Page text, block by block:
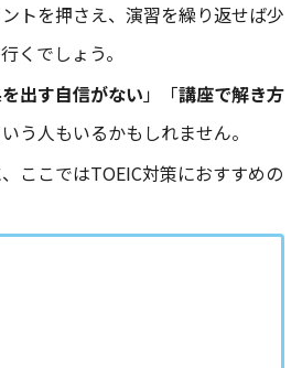
トを押さえ、演習を繰り返せば少
くでしょう。
出す自信がない」「講座で解き方
う人もいるかもしれません。
ここではTOEIC対策におすすめの